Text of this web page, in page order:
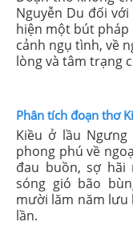
Nguyễn Du đối
hiện một bút pháp
cảnh ngụ tình, về
lòng và tâm trạng
Phân tích đoạn thơ
Kiều ở lầu
phong phú về
đau buồn, sợ hãi
sóng gió bão
mười lăm năm lưu
lần.